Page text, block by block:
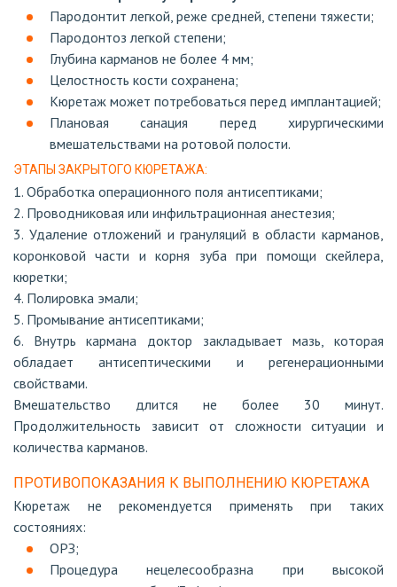
Пародонтит легкой, реже средней, степени тяжести;
Пародонтоз легкой степени;
Глубина карманов не более 4 мм;
Целостность кости сохранена;
Кюретаж может потребоваться перед имплантацией;
Плановая санация перед хирургическими
вмешательствами на ротовой полости.
ЭТАПЫ ЗАКРЫТОГО КЮРЕТАЖА:
1. Обработка операционного поля антисептиками;
2. Проводниковая или инфильтрационная анестезия;
3. Удаление отложений и грануляций в области карманов,
коронковой части и корня зуба при помощи скейлера,
кюретки;
4. Полировка эмали;
5. Промывание антисептиками;
6. Внутрь кармана доктор закладывает мазь, которая
обладает антисептическими и регенерационными
свойствами.
Вмешательство длится не более 30 минут.
Продолжительность зависит от сложности ситуации и
количества карманов.
ПРОТИВОПОКАЗАНИЯ К ВЫПОЛНЕНИЮ КЮРЕТАЖА
Кюретаж не рекомендуется применять при таких
состояниях:
ОРЗ;
Процедура нецелесообразна при высокой